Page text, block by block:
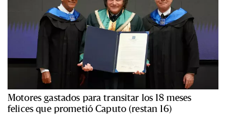
Motores gastados para transitar los 18 meses
felices que prometió Caputo (restan 16)